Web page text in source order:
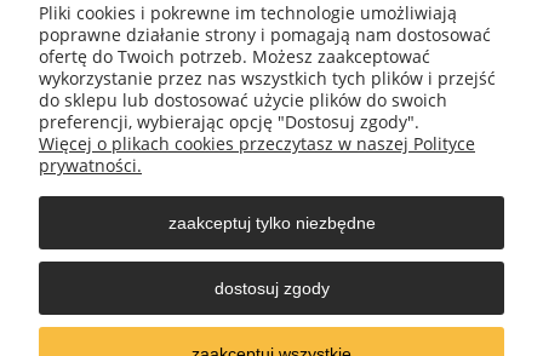
Pomoc
Moje konto
Informacje
O nas
Pliki cookies i pokrewne im technologie umożliwiają
poprawne działanie strony i pomagają nam dostosować
ofertę do Twoich potrzeb. Możesz zaakceptować
wykorzystanie przez nas wszystkich tych plików i przejść
do sklepu lub dostosować użycie plików do swoich
preferencji, wybierając opcję "Dostosuj zgody".
Więcej o plikach cookies przeczytasz w naszej Polityce
prywatności.
zaakceptuj tylko niezbędne
dostosuj zgody